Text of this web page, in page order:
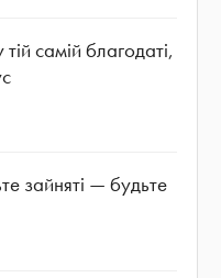
самій благодаті,
зайняті — будьте